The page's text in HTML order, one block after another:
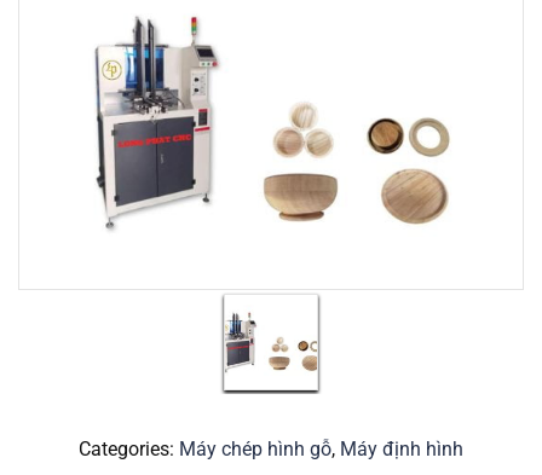
Categories: Máy chép hình gỗ, Máy định hình